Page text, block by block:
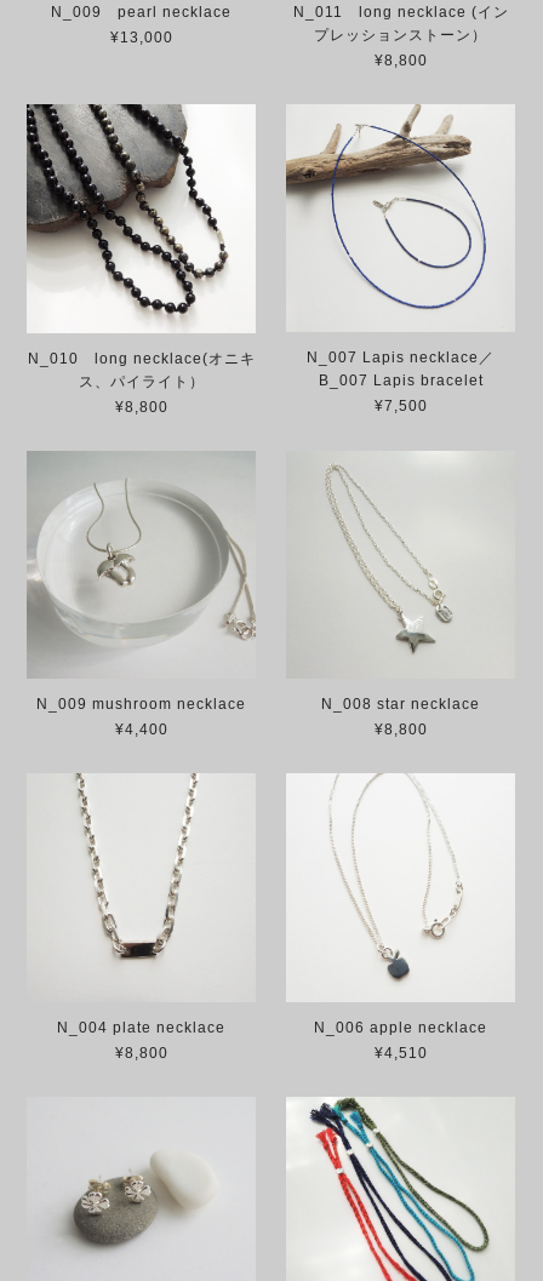
N_009 pearl necklace
¥13,000
N_011 long necklace (イン
プレッションストーン）
¥8,800
N_010 long necklace(オニキ
ス、パイライト）
¥8,800
N_007 Lapis necklace／
B_007 Lapis bracelet
¥7,500
N_009 mushroom necklace
¥4,400
N_008 star necklace
¥8,800
N_004 plate necklace
¥8,800
N_006 apple necklace
¥4,510